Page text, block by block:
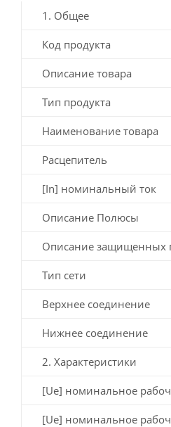
1. Общее
Код продукта
Описание товара
Тип продукта
Наименование товара
Расцепитель
[In] номинальный ток
Описание Полюсы
Описание защищенных
Тип сети
Верхнее соединение
Нижнее соединение
2. Характеристики
[Ue] номинальное
[Ue] номинальное